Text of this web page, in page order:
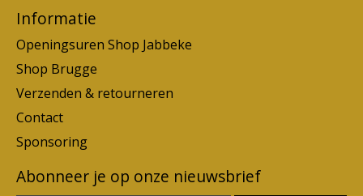
Informatie
Openingsuren Shop Jabbeke
Shop Brugge
Verzenden & retourneren
Contact
Sponsoring
Abonneer je op onze nieuwsbrief